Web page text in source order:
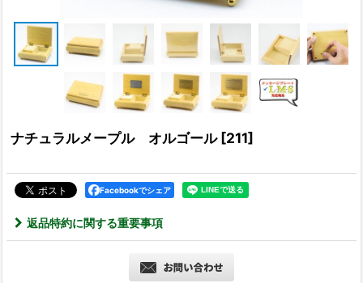
ナチュラルメープル オルゴール [211]
Facebookでシェア
返品特約に関する重要事項